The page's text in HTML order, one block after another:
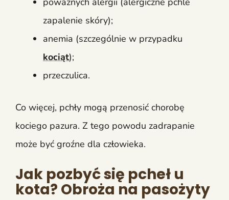
zapalenie skóry);
anemia (szczególnie w przypadku
kociąt);
przeczulica.
Co więcej, pchły mogą przenosić chorobę
kociego pazura. Z tego powodu zadrapanie
może być groźne dla człowieka.
Jak pozbyć się pcheł u
kota? Obroża na pasożyty